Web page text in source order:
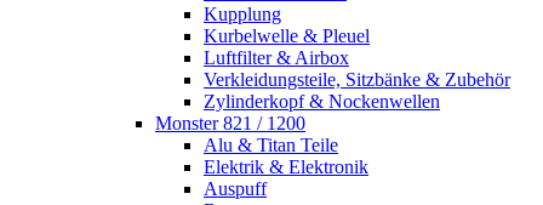
Kupplung
Kurbelwelle & Pleuel
Luftfilter & Airbox
Verkleidungsteile, Sitzbänke & Zubehör
Zylinderkopf & Nockenwellen
Monster 821 / 1200
Alu & Titan Teile
Elektrik & Elektronik
Auspuff